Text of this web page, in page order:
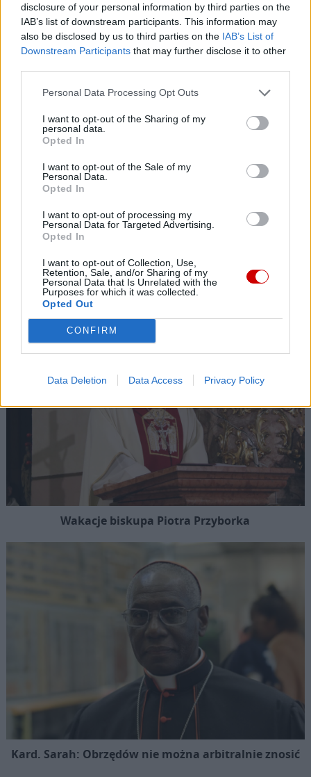
disclosure of your personal information by third parties on the
IAB’s list of downstream participants. This information may
also be disclosed by us to third parties on the IAB’s List of
Downstream Participants that may further disclose it to other
Personal Data Processing Opt Outs
I want to opt-out of the Sharing of my
personal data.
Opted In
I want to opt-out of the Sale of my
Personal Data.
Opted In
I want to opt-out of processing my
Personal Data for Targeted Advertising.
Opted In
I want to opt-out of Collection, Use,
Retention, Sale, and/or Sharing of my
Personal Data that Is Unrelated with the
Purposes for which it was collected.
Opted Out
CONFIRM
Data Deletion Data Access Privacy Policy
Popularne
Ministerstwo Sprawiedliwości: kościelna Komisja ds.
wykorzystania seksualnego małoletnich niezgodna z
prawem
Wakacje biskupa Piotra Przyborka
Kard. Sarah: Obrzędów nie można arbitralnie znosić